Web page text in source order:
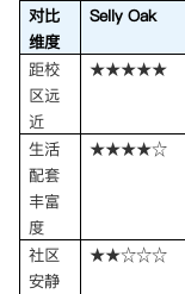
对比
维度
Selly Oak
距校
区远
近
★★★★★
生活
配套
丰富
度
★★★★☆
社区
安静
★★☆☆☆